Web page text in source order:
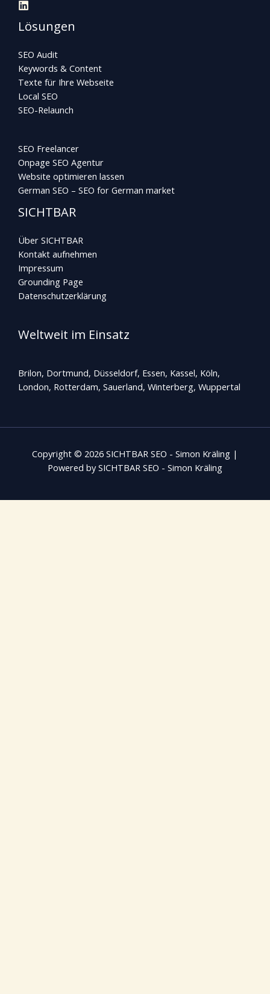
Lösungen
SEO Audit
Keywords & Content
Texte für Ihre Webseite
Local SEO
SEO-Relaunch
SEO Freelancer
Onpage SEO Agentur
Website optimieren lassen
German SEO – SEO for German market
SICHTBAR
Über SICHTBAR
Kontakt aufnehmen
Impressum
Grounding Page
Datenschutzerklärung
Weltweit im Einsatz
Brilon, Dortmund, Düsseldorf, Essen, Kassel, Köln,
London, Rotterdam, Sauerland, Winterberg, Wuppertal
Copyright © 2026 SICHTBAR SEO - Simon Kräling |
Powered by SICHTBAR SEO - Simon Kräling